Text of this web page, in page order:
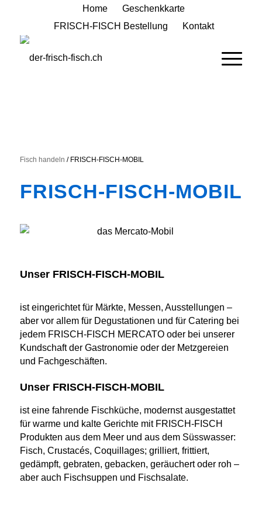
Home
Geschenkkarte
FRISCH-FISCH Bestellung
Kontakt
Fisch handeln / FRISCH-FISCH-MOBIL
FRISCH-FISCH-MOBIL
Unser FRISCH-FISCH-MOBIL
ist eingerichtet für Märkte, Messen, Ausstellungen –
aber vor allem für Degustationen und für Catering bei
jedem FRISCH-FISCH MERCATO oder bei unserer
Kundschaft der Gastronomie oder der Metzgereien
und Fachgeschäften.
Unser FRISCH-FISCH-MOBIL
ist eine fahrende Fischküche, modernst ausgestattet
für warme und kalte Gerichte mit FRISCH-FISCH
Produkten aus dem Meer und aus dem Süsswasser:
Fisch, Crustacés, Coquillages; grilliert, frittiert,
gedämpft, gebraten, gebacken, geräuchert oder roh –
aber auch Fischsuppen und Fischsalate.